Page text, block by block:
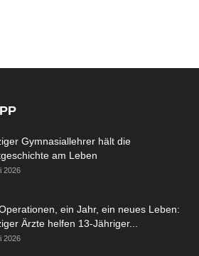
Gymnasiallehrer hält die
am Leben
2026
ein Jahr, ein neues Leben:
Ärzte helfen 13-Jähriger...
2026